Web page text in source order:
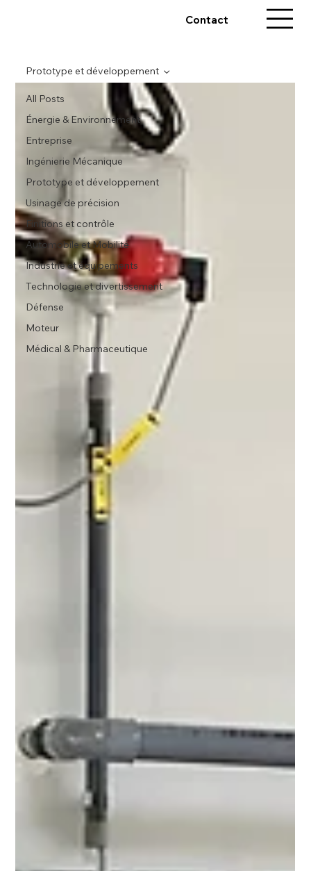
Contact
All Posts
Énergie & Environnement
Entreprise
Ingénierie Mécanique
Prototype et développement
Usinage de précision
Finitions et contrôle
Automobile et Mobilité
Industrie et équipements
Technologie et divertissement
Défense
Moteur
Médical & Pharmaceutique
Prototype et développement